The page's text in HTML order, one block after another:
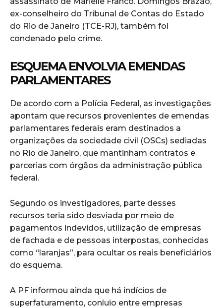
ex-conselheiro do Tribunal de Contas do Estado
do Rio de Janeiro (TCE-RJ), também foi
condenado pelo crime.
ESQUEMA ENVOLVIA EMENDAS
PARLAMENTARES
De acordo com a Polícia Federal, as investigações
apontam que recursos provenientes de emendas
parlamentares federais eram destinados a
organizações da sociedade civil (OSCs) sediadas
no Rio de Janeiro, que mantinham contratos e
parcerias com órgãos da administração pública
federal.
Segundo os investigadores, parte desses
recursos teria sido desviada por meio de
pagamentos indevidos, utilização de empresas
de fachada e de pessoas interpostas, conhecidas
como “laranjas”, para ocultar os reais beneficiários
do esquema.
A PF informou ainda que há indícios de
superfaturamento, conluio entre empresas